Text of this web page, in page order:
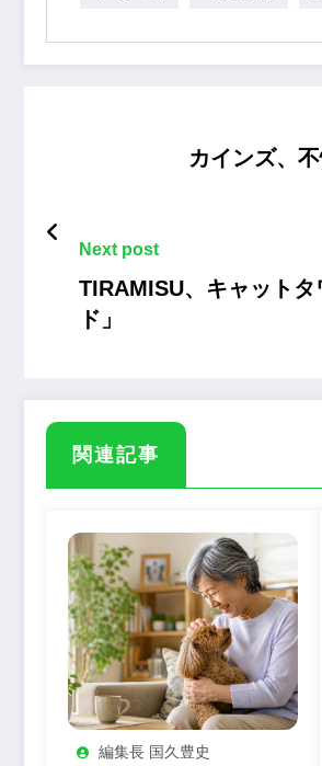
カインズ、
Next post
TIRAMISU、キャット
ド」
関連記事
編集長 国久豊史